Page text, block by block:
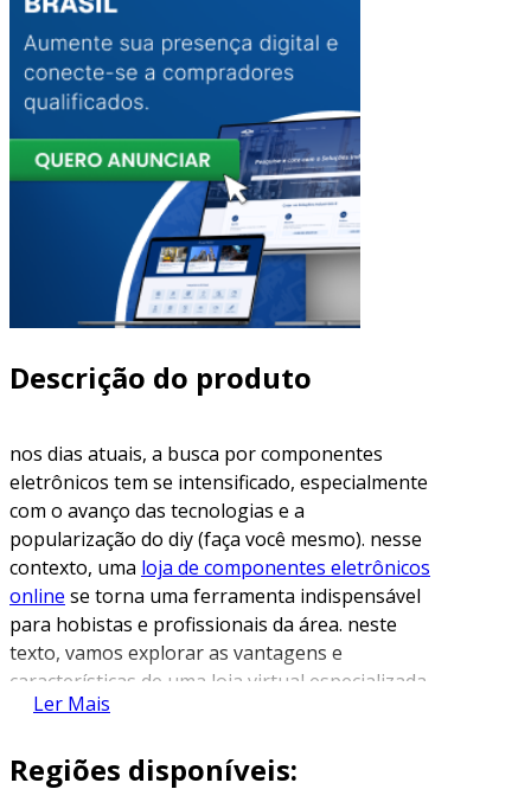
Descrição do produto
nos dias atuais, a busca por componentes
eletrônicos tem se intensificado, especialmente
com o avanço das tecnologias e a
popularização do diy (faça você mesmo). nesse
contexto, uma loja de componentes eletrônicos
online se torna uma ferramenta indispensável
para hobistas e profissionais da área. neste
texto, vamos explorar as vantagens e
características de uma loja virtual especializada
em componentes eletrônicos.
vantagens de uma loja de
componentes eletrônicos online
Ler Mais
Regiões disponíveis: